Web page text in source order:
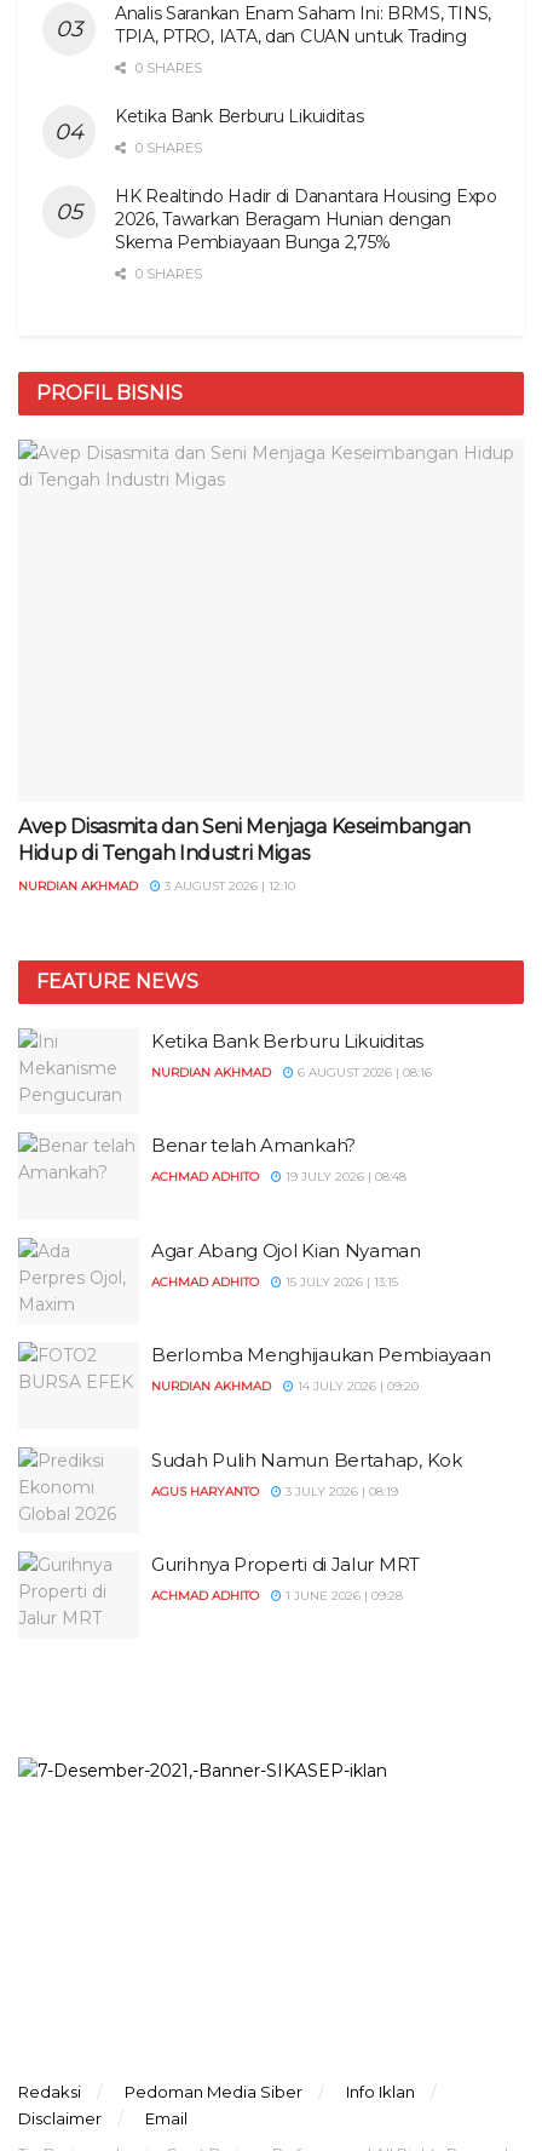
Analis Sarankan Enam Saham Ini: BRMS, TINS,
TPIA, PTRO, IATA, dan CUAN untuk Trading
0 SHARES
Ketika Bank Berburu Likuiditas
0 SHARES
HK Realtindo Hadir di Danantara Housing Expo
2026, Tawarkan Beragam Hunian dengan
Skema Pembiayaan Bunga 2,75%
0 SHARES
PROFIL BISNIS
Avep Disasmita dan Seni Menjaga Keseimbangan
Hidup di Tengah Industri Migas
NURDIAN AKHMAD 3 AUGUST 2026 | 12:10
FEATURE NEWS
Ketika Bank Berburu Likuiditas
NURDIAN AKHMAD 6 AUGUST 2026 | 08:16
Benar telah Amankah?
ACHMAD ADHITO 19 JULY 2026 | 08:48
Agar Abang Ojol Kian Nyaman
ACHMAD ADHITO 15 JULY 2026 | 13:15
Berlomba Menghijaukan Pembiayaan
NURDIAN AKHMAD 14 JULY 2026 | 09:20
Sudah Pulih Namun Bertahap, Kok
AGUS HARYANTO 3 JULY 2026 | 08:19
Gurihnya Properti di Jalur MRT
ACHMAD ADHITO 1 JUNE 2026 | 09:28
Redaksi Pedoman Media Siber
Info Iklan
Disclaimer
Email